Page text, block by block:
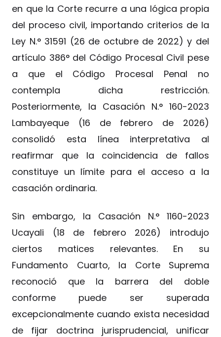
en que la Corte recurre a una lógica propia
del proceso civil, importando criterios de la
Ley N.° 31591 (26 de octubre de 2022) y del
artículo 386° del Código Procesal Civil pese
a que el Código Procesal Penal no
contempla dicha restricción.
Posteriormente, la Casación N.° 160-2023
Lambayeque (16 de febrero de 2026)
consolidó esta línea interpretativa al
reafirmar que la coincidencia de fallos
constituye un límite para el acceso a la
casación ordinaria.
Sin embargo, la Casación N.° 1160-2023
Ucayali (18 de febrero 2026) introdujo
ciertos matices relevantes. En su
Fundamento Cuarto, la Corte Suprema
reconoció que la barrera del doble
conforme puede ser superada
excepcionalmente cuando exista necesidad
de fijar doctrina jurisprudencial, unificar